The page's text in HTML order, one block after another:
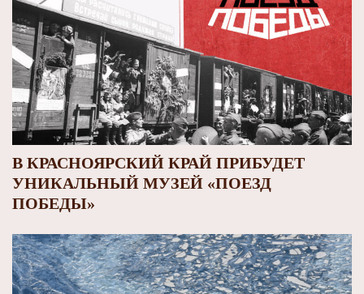
В КРАСНОЯРСКИЙ КРАЙ ПРИБУДЕТ
УНИКАЛЬНЫЙ МУЗЕЙ «ПОЕЗД
ПОБЕДЫ»